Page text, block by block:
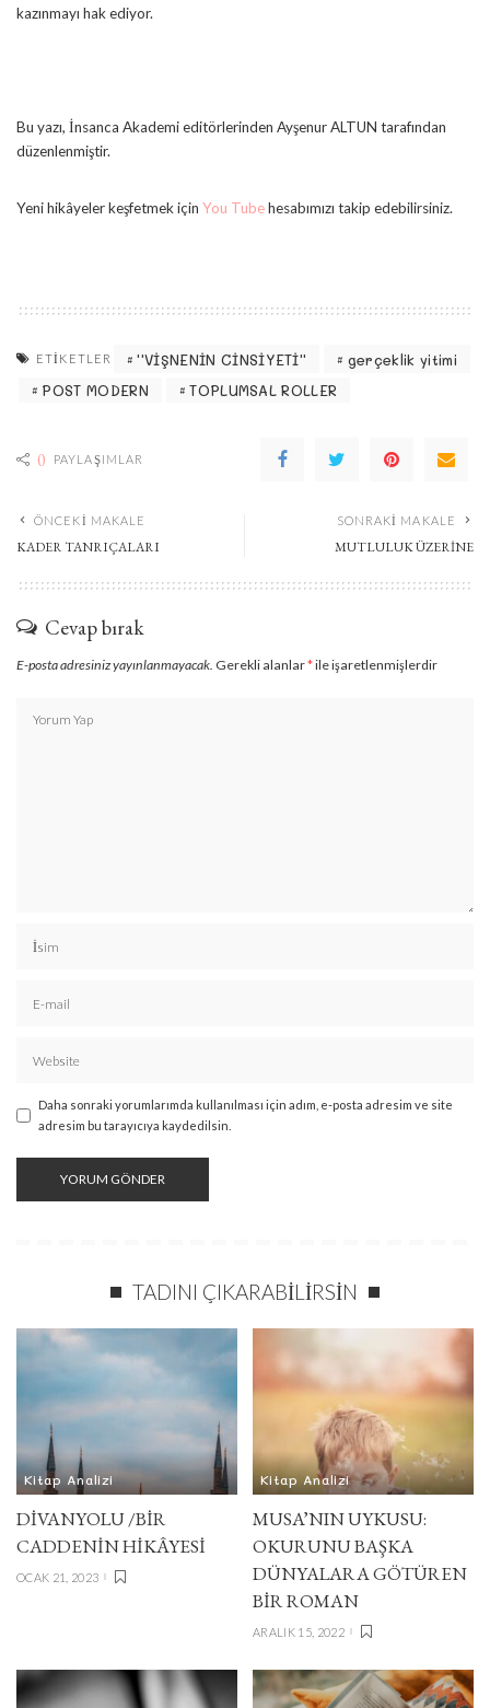
kazınmayı hak ediyor.
Bu yazı, İnsanca Akademi editörlerinden Ayşenur ALTUN tarafından
düzenlenmiştir.
Yeni hikâyeler keşfetmek için You Tubehesabımızı takip edebilirsiniz.
ETIKETLER ''VİŞNENİN CİNSİYETİ''
gerçeklik yitimi
POST MODERN
TOPLUMSAL ROLLER
0 PAYLAŞIMLAR
ÖNCEKI MAKALE
KADER TANRIÇALARI
SONRAKI MAKALE
MUTLULUK ÜZERİNE
Cevap bırak
E-posta adresiniz yayınlanmayacak. Gerekli alanlar*ile işaretlenmişlerdir
Daha sonraki yorumlarımda kullanılması için adım, e-posta adresim ve site
adresim bu tarayıcıya kaydedilsin.
TADINI ÇIKARABILIRSIN
Kitap Analizi
DIVANYOLU /BIR
CADDENIN HIKÂYESI
OCAK 21, 2023
Kitap Analizi
MUSA’NIN UYKUSU:
OKURUNU BAŞKA
DÜNYALARA GÖTÜREN
BIR ROMAN
ARALIK 15, 2022